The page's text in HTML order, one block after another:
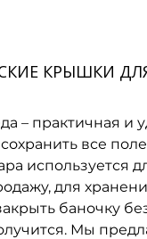
КРЫШКИ
– практичная и
все
используется
для
баночку
Мы